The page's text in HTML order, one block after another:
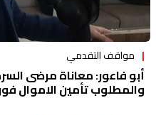
مواقف التقدمي
أبو فاعور: معاناة مرضى
والمطلوب تأمين الاموال